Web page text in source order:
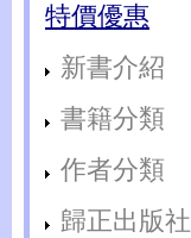
特價優惠
新書介紹
書籍分類
作者分類
歸正出版社